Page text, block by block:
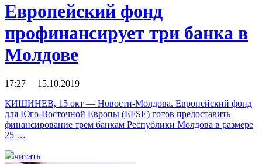
Европейский фонд
профинансирует три банка в
Молдове
17:27 15.10.2019
КИШИНЕВ, 15 окт — Новости-Молдова. Европейский фонд
для Юго-Восточной Европы (EFSE) готов предоставить
финансирование трем банкам Республики Молдова в размере
25 …
читать